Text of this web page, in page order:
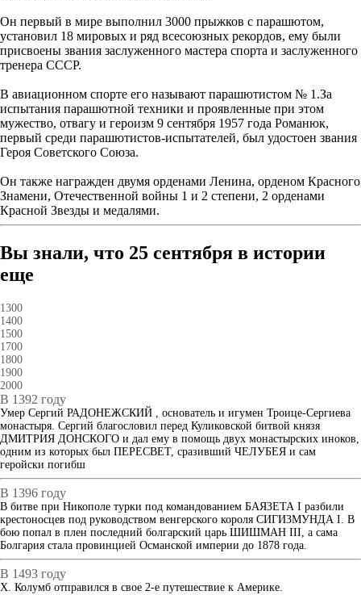
Он первый в мире выполнил 3000 прыжков с парашютом,
установил 18 мировых и ряд всесоюзных рекордов, ему были
присвоены звания заслуженного мастера спорта и заслуженного
тренера СССР.
В авиационном спорте его называют парашютистом № 1.За
испытания парашютной техники и проявленные при этом
мужество, отвагу и героизм 9 сентября 1957 года Романюк,
первый среди парашютистов-испытателей, был удостоен звания
Героя Советского Союза.
Он также награжден двумя орденами Ленина, орденом Красного
Знамени, Отечественной войны 1 и 2 степени, 2 орденами
Красной Звезды и медалями.
Вы знали, что 25 сентября в истории
еще
1300
1400
1500
1700
1800
1900
2000
В 1392 году
Умер Сергий РАДОНЕЖСКИЙ , основатель и игумен Троице-Сергиева
монастыря. Сергий благословил перед Куликовской битвой князя
ДМИТРИЯ ДОНСКОГО и дал ему в помощь двух монастырских иноков,
одним из которых был ПЕРЕСВЕТ, сразивший ЧЕЛУБЕЯ и сам
геройски погибш
В 1396 году
В битве при Никополе турки под командованием БАЯЗЕТА I разбили
крестоносцев под руководством венгерского короля СИГИЗМУНДА I. В
бою попал в плен последний болгарский царь ШИШМАН III, а сама
Болгария стала провинцией Османской империи до 1878 года.
В 1493 году
Х. Колумб отправился в свое 2-е путешествие к Америке.